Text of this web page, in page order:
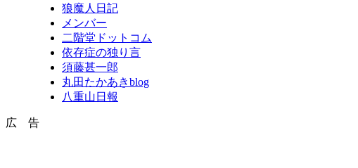
狼魔人日記
メンバー
二階堂ドットコム
依存症の独り言
須藤甚一郎
丸田たかあきblog
八重山日報
広 告